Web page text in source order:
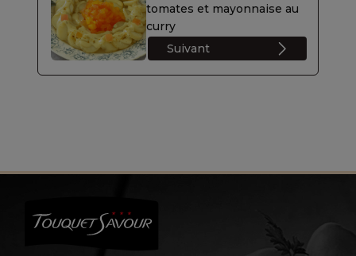
tomates et mayonnaise au
curry
Suivant